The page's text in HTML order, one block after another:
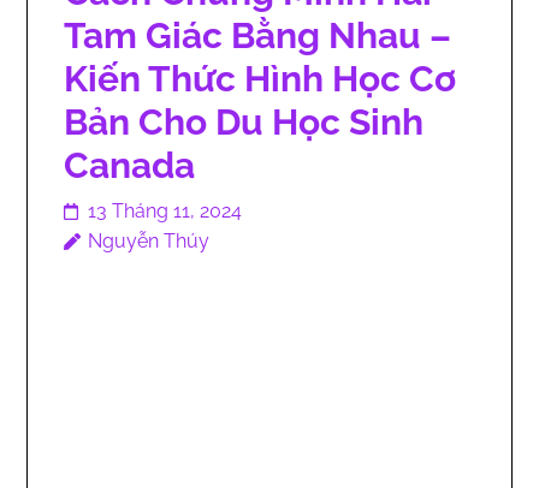
Tam Giác Bằng Nhau –
Kiến Thức Hình Học Cơ
Bản Cho Du Học Sinh
Canada
13 Tháng 11, 2024
Nguyễn Thúy